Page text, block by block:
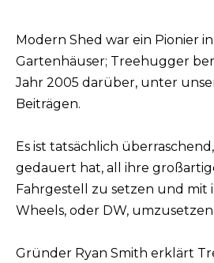
Modern Shed war ein Pionier
Gartenhäuser; Treehugger
Jahr 2005 darüber, unter
Beiträgen.
Es ist tatsächlich
gedauert hat, all ihre
Fahrgestell zu setzen und mit
Wheels, oder DW, umzusetzen.
Gründer Ryan Smith erklärt